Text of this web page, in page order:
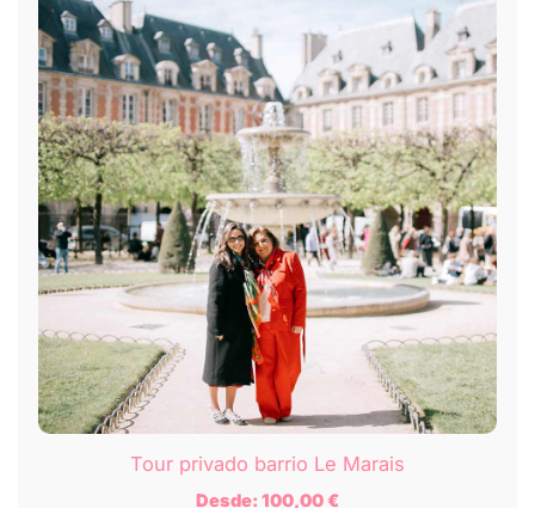
Tour privado barrio Le Marais
Desde: 100,00€